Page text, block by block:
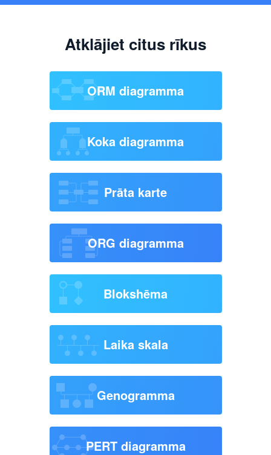
Atklājiet citus rīkus
ORM diagramma
Koka diagramma
Prāta karte
ORG diagramma
Blokshēma
Laika skala
Genogramma
PERT diagramma